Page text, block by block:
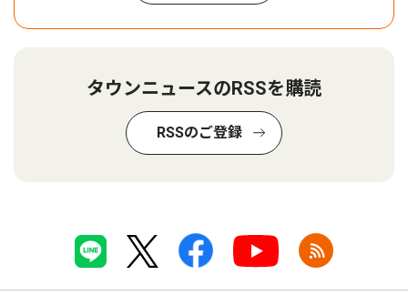
タウンニュースのRSSを購読
RSSのご登録